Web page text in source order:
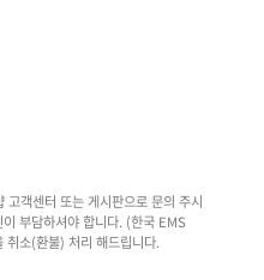
객센터 또는 게시판으로 문의 주시
부담하셔야 합니다. (한국 EMS
소(환불) 처리 해드립니다.